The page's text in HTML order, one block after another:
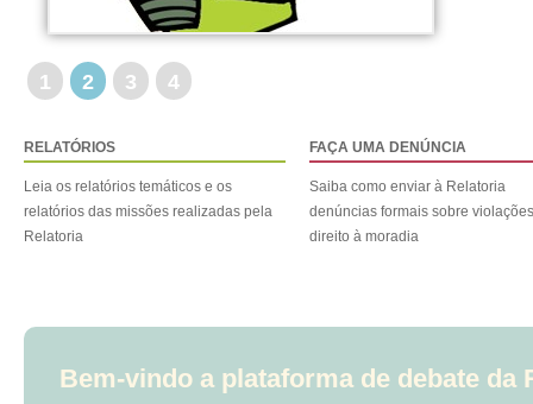
1 2 3 4
RELATÓRIOS
Leia os relatórios temáticos e os
relatórios das missões realizadas pela
Relatoria
FAÇA UMA DENÚNCIA
Saiba como enviar à Relatoria
denúncias formais sobre
direito à moradia
Bem-vindo a plataforma de debate da